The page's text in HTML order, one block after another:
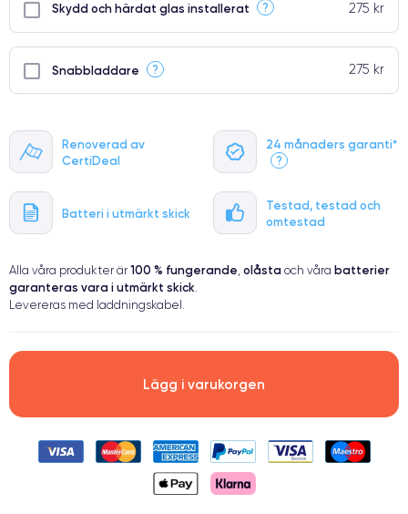
Renoverad av
CertiDeal
24 månaders garanti*
?
Batteri i utmärkt skick
Testad, testad och
omtestad
Skydd och härdat glas installerat ? 275 kr
Snabbladdare ? 275 kr
Alla våra produkter är 100 % fungerande, olåsta och våra batterier
garanteras vara i utmärkt skick.
Levereras med laddningskabel.
Lägg i varukorgen